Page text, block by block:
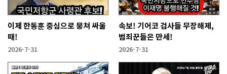
이제 한동훈 중심으로 뭉쳐 싸울
때!
2026-7-31
속보! 기어코 검사들 무장해제,
범죄꾼들은 만세!
2026-7-31